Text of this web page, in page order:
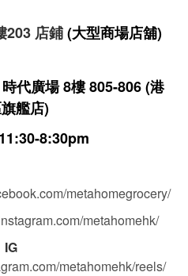
203 店鋪(大型商場店舖)
代廣場 8樓 805-806(港
艦店)
8:30pm
metahomegrocery/
metahomehk/
IG
metahomehk/reels/